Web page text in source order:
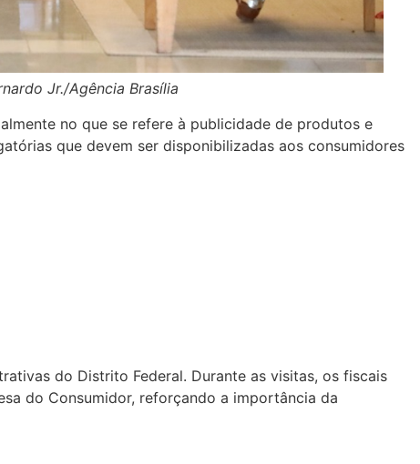
Jr./Agência Brasília
no que se refere à publicidade de produtos e
que devem ser disponibilizadas aos consumidores
do Distrito Federal. Durante as visitas, os fiscais
do Consumidor, reforçando a importância da